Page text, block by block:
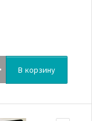
В корзину